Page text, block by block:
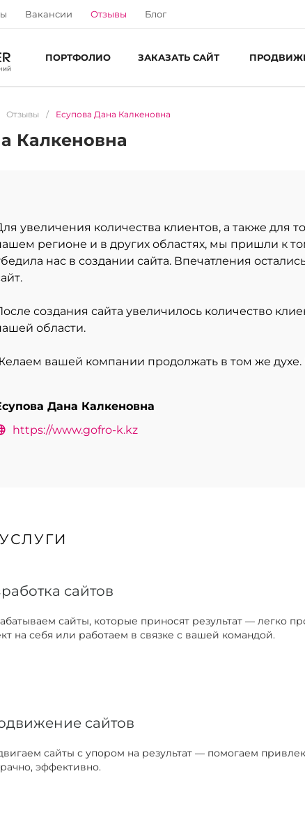
Вакансии Отзывы Блог
ПОРТФОЛИО ЗАКАЗАТЬ САЙТ
Отзывы / Есупова Дана Калкеновна
Калкеновна
увеличения количества клиентов, а также
регионе и в других областях, мы пришли к
нас в создании сайта. Впечатления
создания сайта увеличилось количество
области.
вашей компании продолжать в том же
Дана Калкеновна
https://www.gofro-k.kz
сайтов
сайты, которые приносят результат —
на себя или работаем в связке с вашей командой.
сайтов
сайты с упором на результат — помогаем
эффективно.